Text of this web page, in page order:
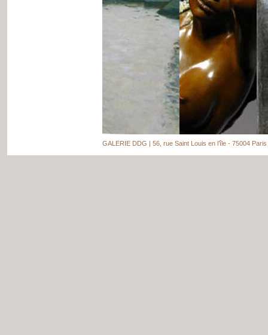
GALERIE DDG | 56, rue Saint Louis en l’île - 75004